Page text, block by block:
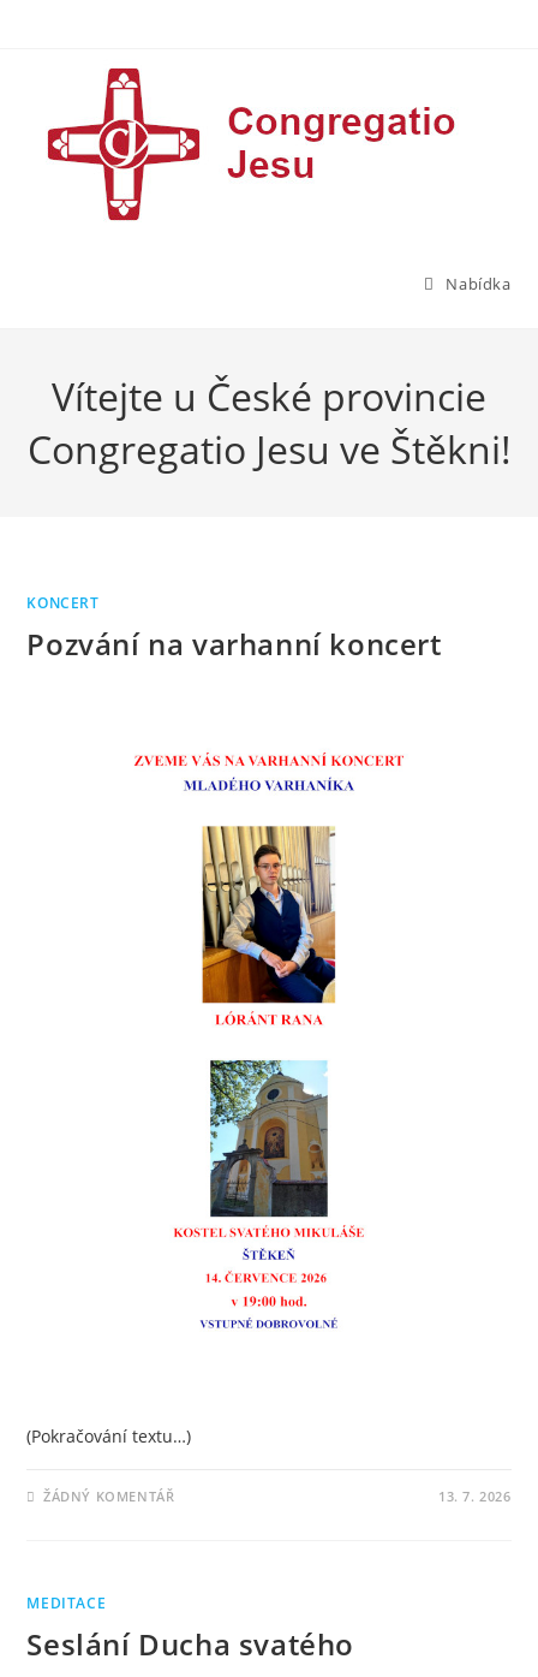
Nabídka
Vítejte u České provincie
Congregatio Jesu ve Štěkni!
KONCERT
Pozvání na varhanní koncert
(Pokračování textu…)
ŽÁDNÝ KOMENTÁŘ 13. 7. 2026
MEDITACE
Seslání Ducha svatého